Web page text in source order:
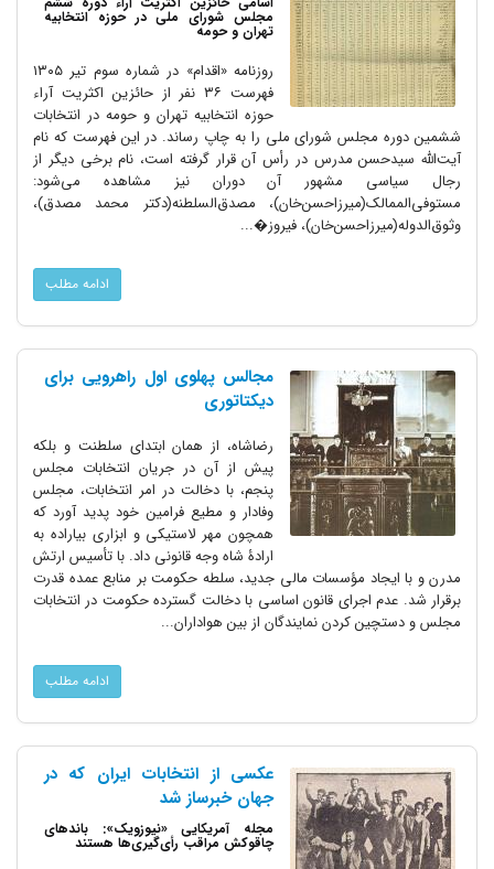
مجلس شورای ملی در حوزه انتخابیه
تهران و حومه
روزنامه «اقدام» در شماره سوم تیر ۱۳۰۵
فهرست ۳۶ نفر از حائزین اکثریت آراء
حوزه انتخابیه تهران و حومه در انتخابات
ششمین دوره مجلس شورای ملی را به چاپ رساند. در این فهرست که نام
آیت‌الله سیدحسن مدرس در رأس آن قرار گرفته است، نام برخی دیگر از
رجال سیاسی مشهور آن دوران نیز مشاهده می‌شود:
مستوفی‌الممالک(میرزاحسن‌خان)، مصدق‌السلطنه(دکتر محمد مصدق)،
وثوق‌الدوله(میرزاحسن‌خان)، فیروز�...
ادامه مطلب
مجالس پهلوی اول راهرویی برای
دیکتاتوری
رضاشاه، از همان ابتدای سلطنت و بلکه
پیش از آن در جریان انتخابات مجلس
پنجم، با دخالت در امر انتخابات، مجلس
وفادار و مطیع فرامین خود پدید آورد که
همچون مهر لاستیکی و ابزاری بیاراده به
ارادۀ شاه وجه قانونی داد. با تأسیس ارتش
مدرن و با ایجاد مؤسسات مالی جدید، سلطه حکومت بر منابع عمده قدرت
برقرار شد. عدم اجرای قانون اساسی با دخالت گسترده حکومت در انتخابات
مجلس و دستچین کردن نمایندگان از بین هواداران...
ادامه مطلب
عکسی از انتخابات ایران که در
جهان خبرساز شد
مجله آمریکایی «نیوزویک»: باندهای
چاقوکش مراقب رأی‌گیری‌ها هستند